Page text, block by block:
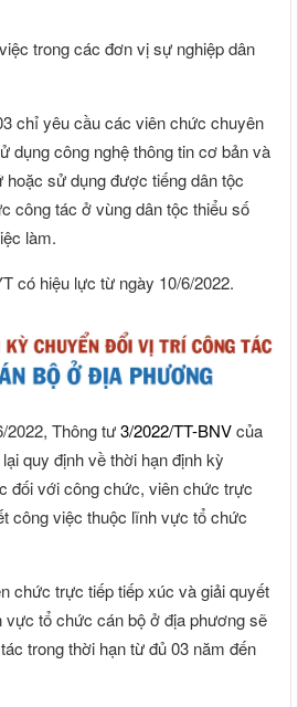
trong các đơn vị sự nghiệp dân
chỉ yêu cầu các viên chức chuyên
dụng công nghệ thông tin cơ bản và
sử dụng được tiếng dân tộc
công tác ở vùng dân tộc thiểu số
làm.
có hiệu lực từ ngày 10/6/2022.
2022, Thông tư3/2022/TT-BNVcủa
quy định về thời hạn định kỳ
đối với công chức, viên chức trực
công việc thuộc lĩnh vực tổ chức
chức trực tiếp tiếp xúc và giải quyết
tổ chức cán bộ ở địa phương sẽ
trong thời hạn từ đủ 03 năm đến